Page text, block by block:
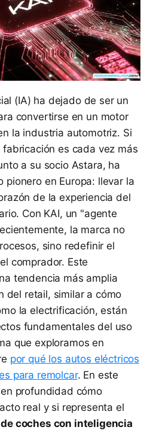
(IA) ha dejado de ser un
convertirse en un motor
la industria automotriz. Si
es cada vez más
a su socio Astara, ha
pionero en Europa: llevar la
de la experiencia del
Con KAI, un "agente
la marca no
sino redefinir el
comprador. Este
tendencia más amplia
del retail, similar a cómo
la electrificación, están
fundamentales del uso
que exploramos en
por qué los autos eléctricos
para remolcar. En este
profundidad cómo
real y si representa el
coches con inteligencia